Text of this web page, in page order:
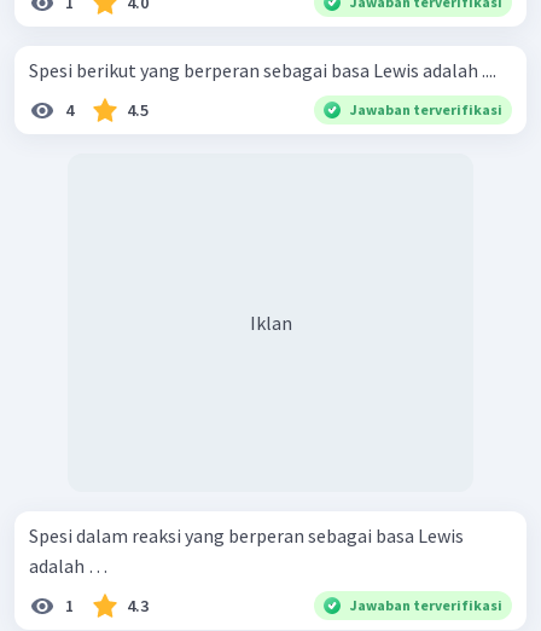
Spesi berikut yang berperan sebagai basa Lewis adalah ....
4 4.5 Jawaban terverifikasi
Iklan
Spesi dalam reaksi yang berperan sebagai basa Lewis
adalah …
1 4.3 Jawaban terverifikasi